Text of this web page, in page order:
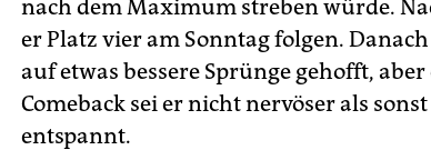
nach dem Maximum streben würde.
er Platz vier am Sonntag folgen.
auf etwas bessere Sprünge gehofft,
Comeback sei er nicht nervöser als
entspannt.